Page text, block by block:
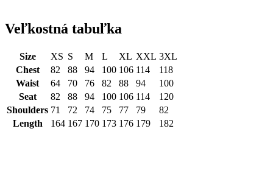
Veľkostná tabuľka
Size XS S M L XL XXL 3XL
Chest
82 88 94 100 106 114
118
Waist
64 70 76 82 88 94
100
Seat
82 88 94 100 106 114
120
Shoulders 71 72 74 75 77 79
82
Length
164 167 170 173 176 179 182